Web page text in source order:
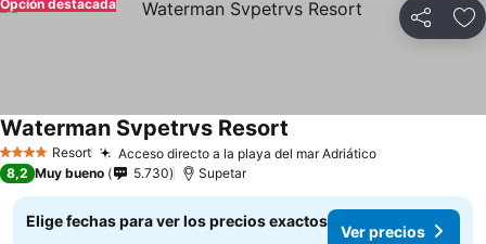
Compartir
Opción destacada
4 EstrellasResort Acceso directo a la playa del mar Adriático
Waterman Svpetrvs Resort
8,2 Muy bueno 5.730 Supetar
Elige fechas para ver los precios exactos
Ver precios